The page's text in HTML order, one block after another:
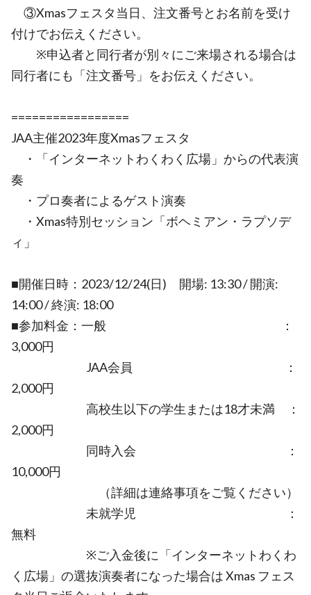
③Xmasフェスタ当日、注文番号とお名前を受け
付けでお伝えください。
※申込者と同行者が別々にご来場される場合は
同行者にも「注文番号」をお伝えください。
=================
JAA主催2023年度Xmasフェスタ
・「インターネットわくわく広場」からの代表演
奏
・プロ奏者によるゲスト演奏
・Xmas特別セッション「ボヘミアン・ラプソデ
ィ」
■開催日時：2023/12/24(日) 開場: 13:30 / 開演:
14:00 / 終演: 18:00
■参加料金：一般 ：
3,000円
JAA会員 ：
2,000円
高校生以下の学生または18才未満 ：
2,000円
同時入会 ：
10,000円
（詳細は連絡事項をご覧ください）
未就学児 ：
無料
※ご入金後に「インターネットわくわ
く広場」の選抜演奏者になった場合は Xmas フェス